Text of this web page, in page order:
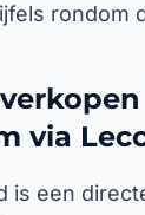
rondom
via
is een